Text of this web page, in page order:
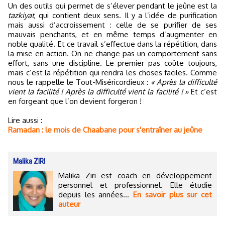
Un des outils qui permet de s’élever pendant le jeûne est la
tazkiyat, qui contient deux sens. Il y a l’idée de purification
mais aussi d’accroissement : celle de se purifier de ses
mauvais penchants, et en même temps d’augmenter en
noble qualité. Et ce travail s’effectue dans la répétition, dans
la mise en action. On ne change pas un comportement sans
effort, sans une discipline. Le premier pas coûte toujours,
mais c’est la répétition qui rendra les choses faciles. Comme
nous le rappelle le Tout-Miséricordieux : « Après la difficulté
vient la facilité ! Après la difficulté vient la facilité ! »Et c’est
en forgeant que l’on devient forgeron !
Lire aussi :
Ramadan : le mois de Chaabane pour s'entraîner au jeûne
Malika ZIRI
Malika Ziri est coach en développement
personnel et professionnel. Elle étudie
depuis les années...En savoir plus sur cet
auteur